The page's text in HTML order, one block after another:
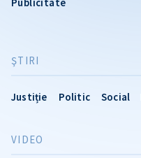
Publicitate
ŞTIRI
Justiție Politic Social
VIDEO